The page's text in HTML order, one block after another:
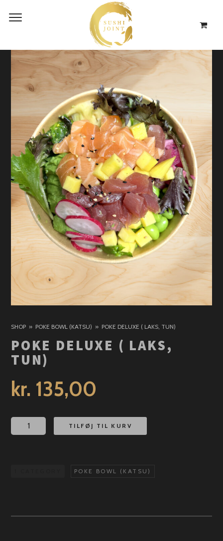
SHOP POKE BOWL (KATSU) POKE DELUXE ( LAKS, TUN)
POKE DELUXE ( LAKS,
TUN)
kr. 135,00
deluxe
TILFØJ TIL KURV
POKE BOWL (KATSU)